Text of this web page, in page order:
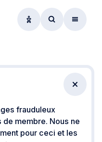
OptionsAccéder au
Menu
frauduleux
membre. Nous ne
pour ceci et les